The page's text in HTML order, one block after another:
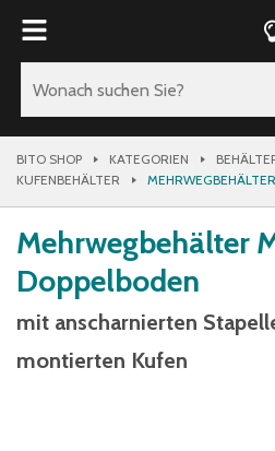
BITO SHOP KATEGORIEN
KUFENBEHÄLTER
Mehrwegbehälter
Doppelboden
mit anscharnierten
montierten Kufen